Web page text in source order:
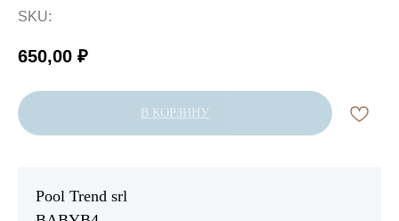
SKU:
650,00 ₽
В КОРЗИНУ
Pool Trend srl